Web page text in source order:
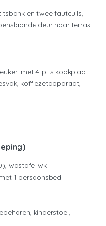
en twee fauteuils,
deur naar terras.
met 4-pits kookplaat
koffiezetapparaat,
wastafel wk
1 persoonsbed
kinderstoel,